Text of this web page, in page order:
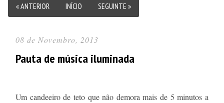
« ANTERIOR INÍCIO SEGUINTE »
08 de Novembro, 2013
Pauta de música iluminada
Um candeeiro de teto que não demora mais de 5 minutos a